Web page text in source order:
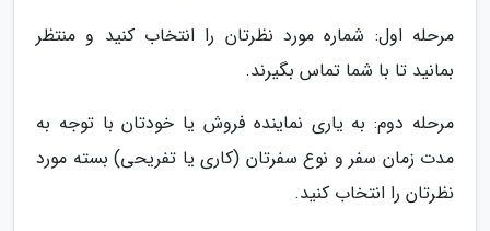
مرحله اول: شماره مورد نظرتان را انتخاب کنید و منتظر
بمانید تا با شما تماس بگیرند.
مرحله دوم: به یاری نماینده فروش یا خودتان با توجه به
مدت زمان سفر و نوع سفرتان (کاری یا تفریحی) بسته مورد
نظرتان را انتخاب کنید.